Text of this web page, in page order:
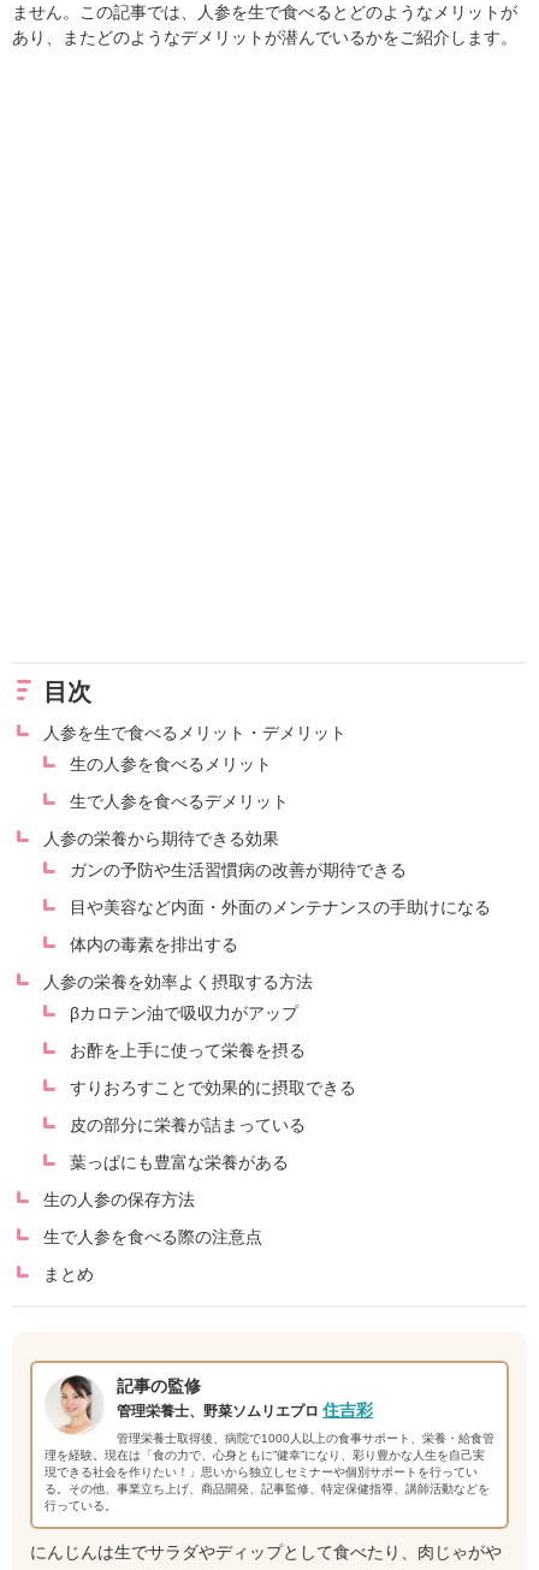
ません。この記事では、人参を生で食べるとどのようなメリットが
あり、またどのようなデメリットが潜んでいるかをご紹介します。
目次
人参を生で食べるメリット・デメリット
生の人参を食べるメリット
生で人参を食べるデメリット
人参の栄養から期待できる効果
ガンの予防や生活習慣病の改善が期待できる
目や美容など内面・外面のメンテナンスの手助けになる
体内の毒素を排出する
人参の栄養を効率よく摂取する方法
βカロテン油で吸収力がアップ
お酢を上手に使って栄養を摂る
すりおろすことで効果的に摂取できる
皮の部分に栄養が詰まっている
葉っぱにも豊富な栄養がある
生の人参の保存方法
生で人参を食べる際の注意点
まとめ
記事の監修
管理栄養士、野菜ソムリエプロ 住吉彩
管理栄養士取得後、病院で1000人以上の食事サポート、栄養・給食管
理を経験。現在は「食の力で、心身ともに”健幸”になり、彩り豊かな人生を自己実
現できる社会を作りたい！」思いから独立しセミナーや個別サポートを行ってい
る。その他、事業立ち上げ、商品開発、記事監修、特定保健指導、講師活動などを
行っている。
にんじんは生でサラダやディップとして食べたり、肉じゃがや